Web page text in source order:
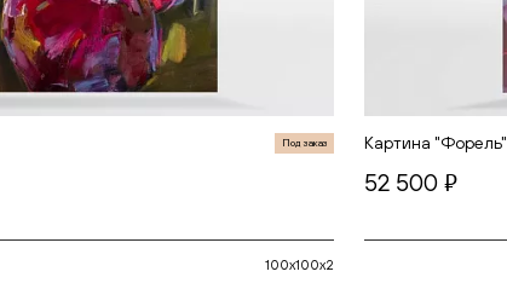
Под заказ
100x100x2
Картина "Форель"
52 500руб.